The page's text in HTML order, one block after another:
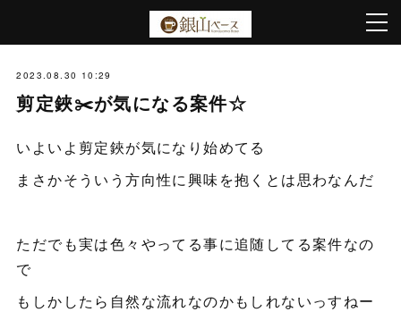
2023.08.30 10:29
剪定鋏✂️が気になる案件☆
いよいよ剪定鋏が気になり始めてる
まさかそういう方向性に興味を抱くとは思わなんだ
ただでも実は色々やってる事に追随してる案件なの
で
もしかしたら自然な流れなのかもしれないっすねー